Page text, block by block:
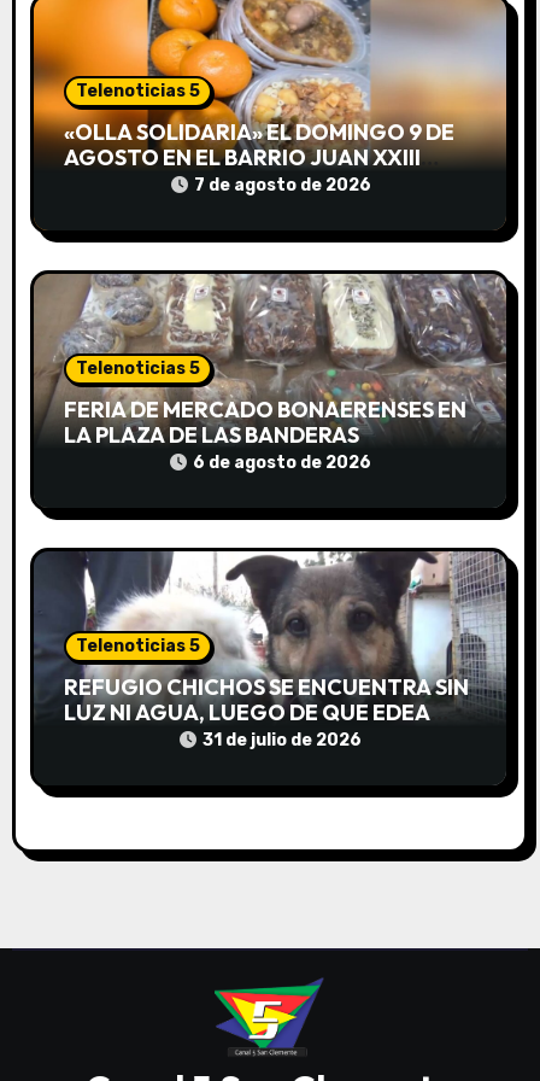
ó
n
d
e
n
r
a
a
s
Telenoticias 5
«OLLA SOLIDARIA» EL DOMINGO 9 DE
AGOSTO EN EL BARRIO JUAN XXIII
DESDE LAS 13 HS7 de agosto de 2026
Telenoticias 5
FERIA DE MERCADO BONAERENSES EN
LA PLAZA DE LAS BANDERAS
6 de agosto de 2026
Telenoticias 5
REFUGIO CHICHOS SE ENCUENTRA SIN
LUZ NI AGUA, LUEGO DE QUE EDEA
CORTARA EL SUMINISTRO SIN AVISO
31 de julio de 2026